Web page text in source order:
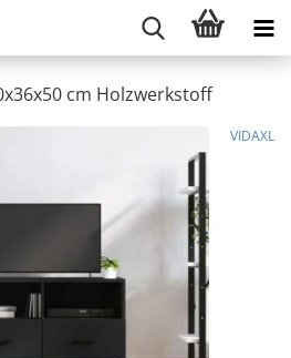
cm Holzwerkstoff
VIDAXL